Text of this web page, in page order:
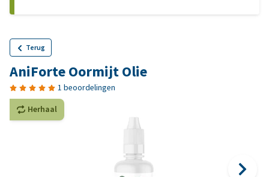
Terug
AniForte Oormijt Olie
1 beoordelingen
Herhaal